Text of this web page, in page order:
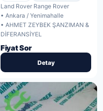
Land Rover Range Rover
• Ankara / Yenimahalle
• AHMET ZEYBEK ŞANZIMAN &
DİFERANSİYEL
Fiyat Sor
Detay